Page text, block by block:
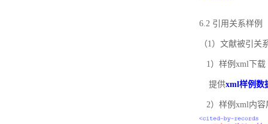
6.2 引用关系样例
（1）文献被引关
1）样例xml下载
提供xml样例数
2）样例xml内容